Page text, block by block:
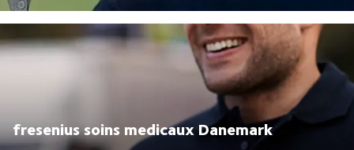
fresenius soins medicaux Danemark